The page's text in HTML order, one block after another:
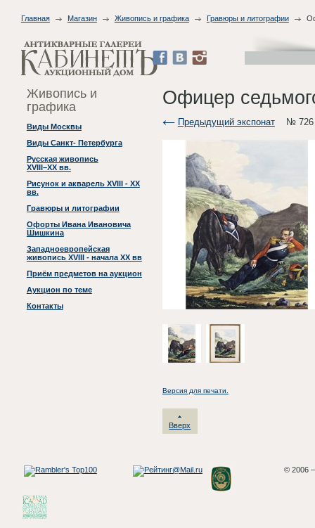
Главная Магазин Живопись и графика Гравюры и литографии
Живопись и
графика
Виды Москвы
Виды Санкт- Петербурга
Русская живопись
XVIII–XX вв.
Рисунок и акварель XVIII - XX
вв.
Гравюры и литографии
Офорты Ивана Ивановича
Шишкина
Западноевропейская
живопись XVIII - начала XX вв
Приём предметов на аукцион
Аукцион по теме
Контакты
Офицер
Предыдущий экспонат№
Версия для печати.
Вверх
© 2006